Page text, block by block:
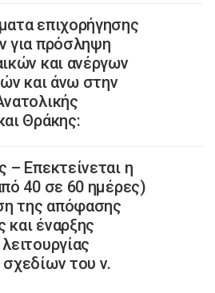
επιχορήγησης
για πρόσληψη
και ανέργων
και άνω στην
Θράκης:
– Επεκτείνεται η
40 σε 60 ημέρες)
της απόφασης
έναρξης
του ν.